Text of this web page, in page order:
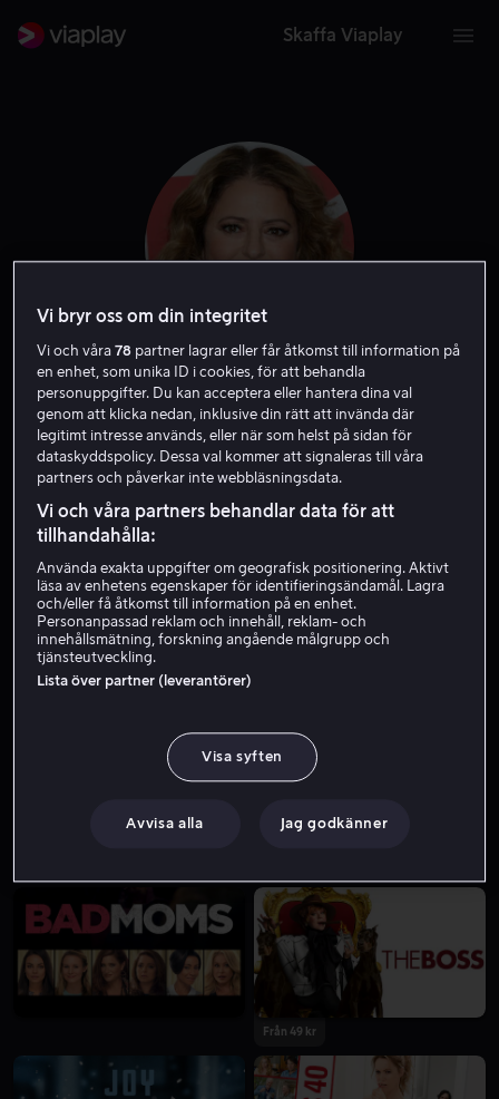
Skaffa Viaplay
Annie Mumolo
Skådespelare Exekutiv producent Gäst Röst
Från 49 kr
Vi bryr oss om din integritet
Vi och våra78 partner lagrar eller får åtkomst till information på
en enhet, som unika ID i cookies, för att behandla
personuppgifter. Du kan acceptera eller hantera dina val
genom att klicka nedan, inklusive din rätt att invända där
legitimt intresse används, eller när som helst på sidan för
dataskyddspolicy. Dessa val kommer att signaleras till våra
partners och påverkar inte webbläsningsdata.
Vi och våra partners behandlar data för att
tillhandahålla:
Använda exakta uppgifter om geografisk positionering. Aktivt
läsa av enhetens egenskaper för identifieringsändamål. Lagra
och/eller få åtkomst till information på en enhet.
Personanpassad reklam och innehåll, reklam- och
innehållsmätning, forskning angående målgrupp och
tjänsteutveckling.
Lista över partner (leverantörer)
Visa syften
Avvisa alla Jag godkänner